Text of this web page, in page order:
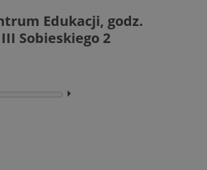
Edukacji, godz.
Sobieskiego 2
⏵︎